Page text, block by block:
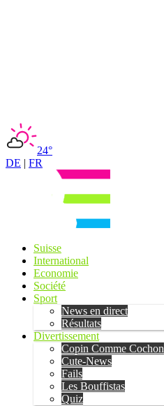
24°
DE | FR
Suisse
International
Economie
Société
Sport
News en direct
Résultats
Divertissement
Copin Comme Cochon
Cute-News
Fails
Les Bouffistas
Quiz